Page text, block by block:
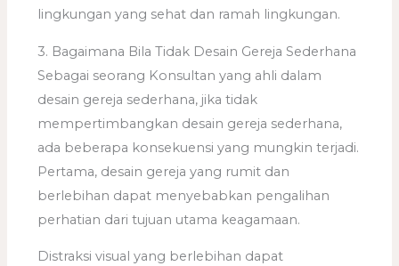
lingkungan yang sehat dan ramah lingkungan.
3. Bagaimana Bila Tidak Desain Gereja Sederhana
Sebagai seorang Konsultan yang ahli dalam
desain gereja sederhana, jika tidak
mempertimbangkan desain gereja sederhana,
ada beberapa konsekuensi yang mungkin terjadi.
Pertama, desain gereja yang rumit dan
berlebihan dapat menyebabkan pengalihan
perhatian dari tujuan utama keagamaan.
Distraksi visual yang berlebihan dapat